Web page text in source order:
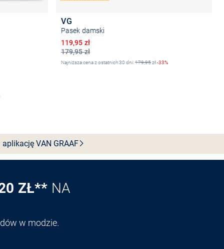
VG
Pasek damski
179,95 zł
Obniżona cena
119,95 zł
Najniższa cena z ostatnich 30 dni:179,95zł-33%
aplikację VAN GRAAF
ZŁ** NA
w modzie.